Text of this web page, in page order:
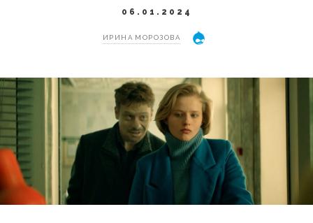
06.01.2024
ИРИНА МОРОЗОВА